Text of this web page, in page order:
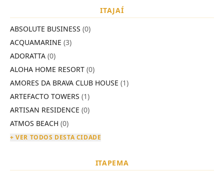
ITAJAÍ
ABSOLUTE BUSINESS (0)
ACQUAMARINE (3)
ADORATTA (0)
ALOHA HOME RESORT (0)
AMORES DA BRAVA CLUB HOUSE (1)
ARTEFACTO TOWERS (1)
ARTISAN RESIDENCE (0)
ATMOS BEACH (0)
+ VER TODOS DESTA CIDADE
ITAPEMA